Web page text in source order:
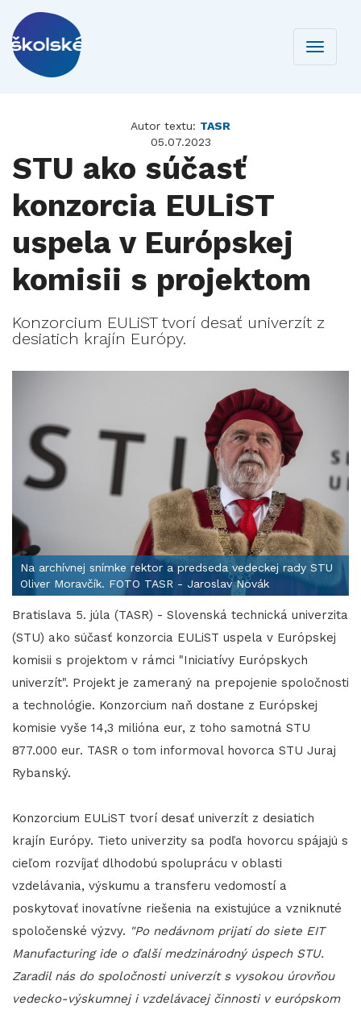
Toggle
Autor textu: TASR
05.07.2023
STU ako súčasť
konzorcia EULiST
uspela v Európskej
komisii s projektom
Konzorcium EULiST tvorí desať univerzít z
desiatich krajín Európy.
Na archívnej snímke rektor a predseda vedeckej rady STU
Oliver Moravčík. FOTO TASR - Jaroslav Novák
Bratislava 5. júla (TASR) - Slovenská technická univerzita
(STU) ako súčasť konzorcia EULiST uspela v Európskej
komisii s projektom v rámci "Iniciatívy Európskych
univerzít". Projekt je zameraný na prepojenie spoločnosti
a technológie. Konzorcium naň dostane z Európskej
komisie vyše 14,3 milióna eur, z toho samotná STU
877.000 eur. TASR o tom informoval hovorca STU Juraj
Rybanský.
Konzorcium EULiST tvorí desať univerzít z desiatich
krajín Európy. Tieto univerzity sa podľa hovorcu spájajú s
cieľom rozvíjať dlhodobú spoluprácu v oblasti
vzdelávania, výskumu a transferu vedomostí a
poskytovať inovatívne riešenia na existujúce a vzniknuté
spoločenské výzvy. "Po nedávnom prijatí do siete EIT
Manufacturing ide o ďalší medzinárodný úspech STU.
Zaradil nás do spoločnosti univerzít s vysokou úrovňou
vedecko-výskumnej i vzdelávacej činnosti v európskom